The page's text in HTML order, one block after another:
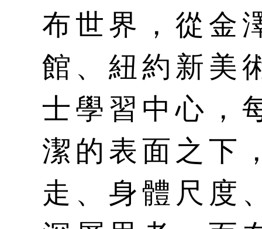
布世界，從金
館、紐約新美
士學習中心，
潔的表面之下
走、身體尺度